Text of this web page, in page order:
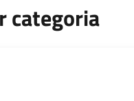
categoria